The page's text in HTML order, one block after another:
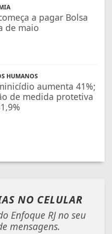
a pagar Bolsa
de maio
HUMANOS
aumenta 41%;
de medida protetiva
NO CELULAR
Enfoque RJ no seu
mensagens.